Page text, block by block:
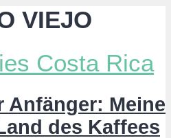
VIEJO
Anfänger: Meine
des Kaffees